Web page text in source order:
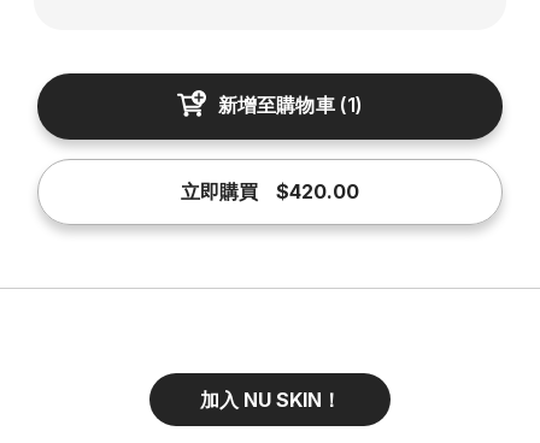
新增至購物車(1)
立即購買 $420.00
加入 NU SKIN！